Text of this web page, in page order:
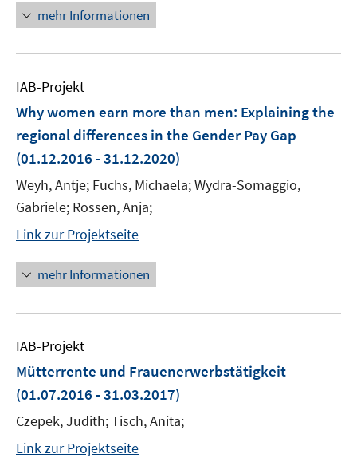
mehr Informationen
IAB-Projekt
Why women earn more than men: Explaining the
regional differences in the Gender Pay Gap
(01.12.2016 - 31.12.2020)
Weyh, Antje; Fuchs, Michaela; Wydra-Somaggio,
Gabriele; Rossen, Anja;
Link zur Projektseite
mehr Informationen
IAB-Projekt
Mütterrente und Frauenerwerbstätigkeit
(01.07.2016 - 31.03.2017)
Czepek, Judith; Tisch, Anita;
Link zur Projektseite